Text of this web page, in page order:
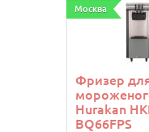
Москва
Фризер
Hurakan
BQ66FPS